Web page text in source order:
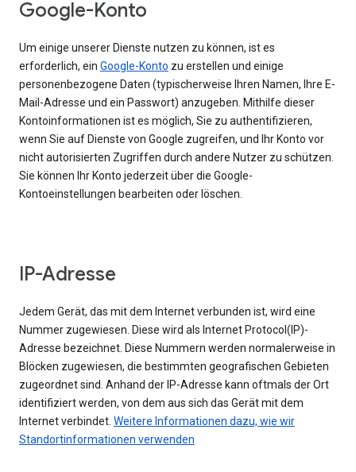
Google-Konto
Um einige unserer Dienste nutzen zu können, ist es
erforderlich, ein Google-Konto zu erstellen und einige
personenbezogene Daten (typischerweise Ihren Namen, Ihre E-
Mail-Adresse und ein Passwort) anzugeben. Mithilfe dieser
Kontoinformationen ist es möglich, Sie zu authentifizieren,
wenn Sie auf Dienste von Google zugreifen, und Ihr Konto vor
nicht autorisierten Zugriffen durch andere Nutzer zu schützen.
Sie können Ihr Konto jederzeit über die Google-
Kontoeinstellungen bearbeiten oder löschen.
IP-Adresse
Jedem Gerät, das mit dem Internet verbunden ist, wird eine
Nummer zugewiesen. Diese wird als Internet Protocol(IP)-
Adresse bezeichnet. Diese Nummern werden normalerweise in
Blöcken zugewiesen, die bestimmten geografischen Gebieten
zugeordnet sind. Anhand der IP-Adresse kann oftmals der Ort
identifiziert werden, von dem aus sich das Gerät mit dem
Internet verbindet. Weitere Informationen dazu, wie wir
Standortinformationen verwenden